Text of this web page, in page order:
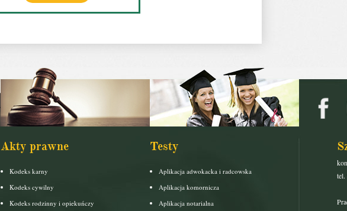
Akty prawne
Kodeks karny
Kodeks cywilny
Kodeks rodzinny i opiekuńczy
Testy
Aplikacja adwokacka i radcowska
Aplikacja komornicza
Aplikacja notarialna